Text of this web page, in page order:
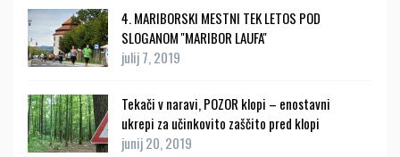
4. MARIBORSKI MESTNI TEK LETOS POD
SLOGANOM ''MARIBOR LAUFA''
julij 7, 2019
Tekači v naravi, POZOR klopi – enostavni
ukrepi za učinkovito zaščito pred klopi
junij 20, 2019